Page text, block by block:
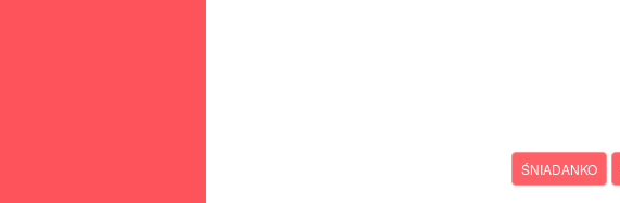
ŚNIADANKO